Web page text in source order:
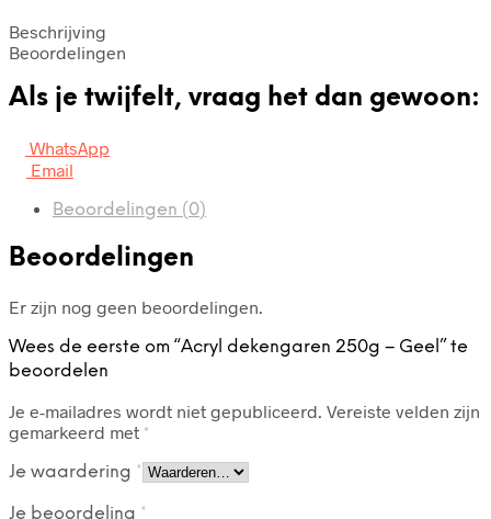
Beschrijving
Beoordelingen
Als je twijfelt, vraag het dan gewoon:
WhatsApp
Email
Beoordelingen (0)
Beoordelingen
Er zijn nog geen beoordelingen.
Wees de eerste om “Acryl dekengaren 250g – Geel” te
beoordelen
Je e-mailadres wordt niet gepubliceerd. Vereiste velden zijn
gemarkeerd met *
Je waardering *
Je beoordeling *